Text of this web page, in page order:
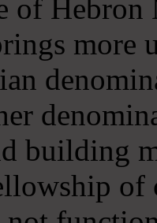
of
more
building
of